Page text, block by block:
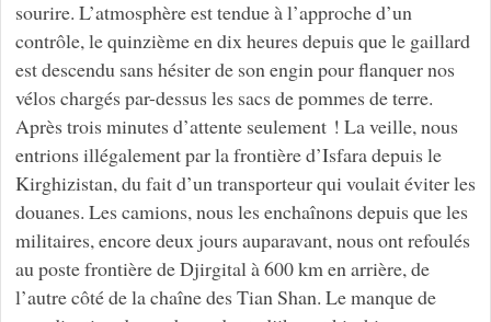
sourire. L’atmosphère est tendue à l’approche d’un
contrôle, le quinzième en dix heures depuis que le gaillard
est descendu sans hésiter de son engin pour flanquer nos
vélos chargés par-dessus les sacs de pommes de terre.
Après trois minutes d’attente seulement ! La veille, nous
entrions illégalement par la frontière d’Isfara depuis le
Kirghizistan, du fait d’un transporteur qui voulait éviter les
douanes. Les camions, nous les enchaînons depuis que les
militaires, encore deux jours auparavant, nous ont refoulés
au poste frontière de Djirgital à 600 km en arrière, de
l’autre côté de la chaîne des Tian Shan. Le manque de